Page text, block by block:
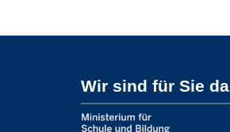
Wir sind für Sie da